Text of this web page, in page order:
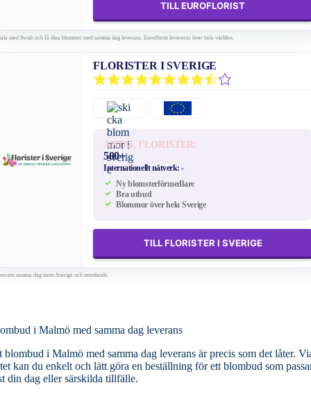
TILL EUROFLORIST
med Swish och få dina blommor med samma dag leverans. Euroflorist levererar över hela världen.
FLORISTER I SVERIGE
ANTAL FLORISTER:
500+
Internationellt nätverk:-
Ny blomsterförmedlare
Bra utbud
Blommor över hela Sverige
TILL FLORISTER I SVERIGE
samma dag inom Sverige och utomlands.
i Malmö med samma dag leverans
blombud i Malmö med samma dag leverans är precis som det låter.
kan du enkelt och lätt göra en beställning för ett blombud som
din dag eller särskilda tillfälle.